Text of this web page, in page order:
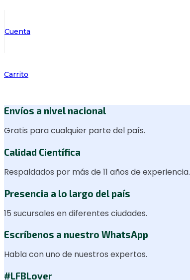
Cuenta
Carrito
Envíos a nivel nacional
Gratis para cualquier parte del país.
Calidad Científica
Respaldados por más de 11 años de experiencia.
Presencia a lo largo del país
15 sucursales en diferentes ciudades.
Escríbenos a nuestro WhatsApp
Habla con uno de nuestros expertos.
#LFBLover